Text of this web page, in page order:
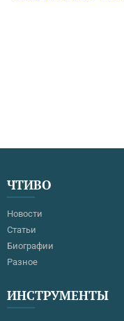
ЧТИВО
Новости
Статьи
Биографии
Разное
ИНСТРУМЕНТЫ